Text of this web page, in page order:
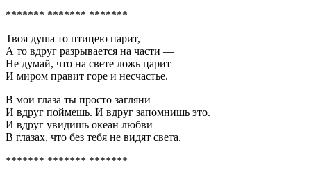
******* ******* *******
Твоя душа то птицею парит,
А то вдруг разрывается на части —
Не думай, что на свете ложь царит
И миром правит горе и несчастье.
В мои глаза ты просто загляни
И вдруг поймешь. И вдруг запомнишь это.
И вдруг увидишь океан любви
В глазах, что без тебя не видят света.
******* ******* *******